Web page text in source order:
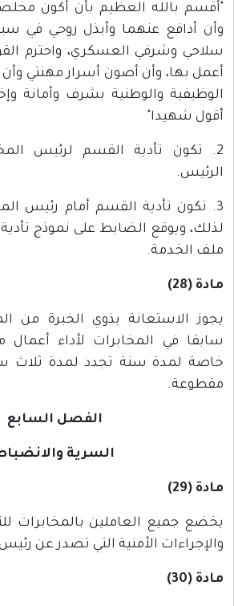
"أقسم بالله العظيم بأن أكون
وأن أدافع عنهما وأبذل روحي في
سلاحي وشرفي العسكري، واحترم
أعمل بها، وأن أصون أسرار مهنتي وأن
الوظيفية والوطنية بشرف وأمانة
أقول شهيدا"
2. تكون تأدية القسم لرئيس
الرئيس.
3. تكون تأدية القسم أمام رئيس
لذلك، ويوقع الضابط على نموذج
ملف الخدمة.
مادة (28)
يجوز الاستعانة بذوي الخبرة من
سابقا في المخابرات لأداء
خاصة لمدة سنة تجدد لمدة ثلاث
مقطوعة.
الفصل السابع
السرية
مادة (29)
يخضع جميع العاملين بالمخابرات
والإجراءات الأمنية التي تصدر عن
مادة (30)